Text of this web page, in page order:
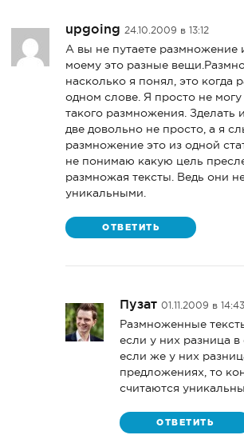
upgoing 24.10.2009 в 13:12
А вы не путаете размножение
моему это разные
насколько я понял, это когда
одном слове. Я просто не
такого размножения. Зделать
две довольно не просто, а я
размножение это из одной
не понимаю какую цель
размножая тексты. Ведь они
уникальными.
ОТВЕТИТЬ
Пузат01.11.2009 в 14:43
Размноженные
если у них разница в
если же у них
предложениях, то
считаются
ОТВЕТИТЬ